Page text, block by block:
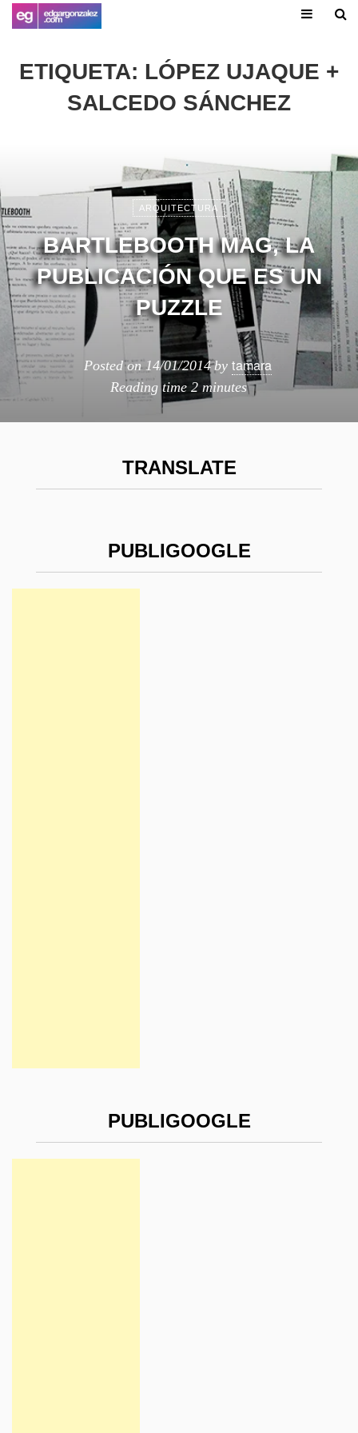
ETIQUETA: LÓPEZ UJAQUE +
SALCEDO SÁNCHEZ
ARQUITECTURA
BARTLEBOOTH MAG, LA
PUBLICACIÓN QUE ES UN
PUZZLE
Posted on14/01/2014 by tamara
Reading time 2 minutes
TRANSLATE
PUBLIGOOGLE
PUBLIGOOGLE